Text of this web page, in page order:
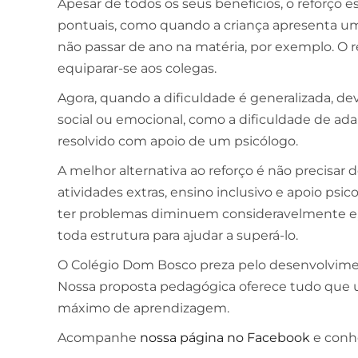
Apesar de todos os seus benefícios, o reforço
pontuais, como quando a criança apresenta
não passar de ano na matéria, por exemplo. O
equiparar-se aos colegas.
Agora, quando a dificuldade é generalizada,
social ou emocional, como a dificuldade de
resolvido com apoio de um psicólogo.
A melhor alternativa ao reforço é não precisar
atividades extras, ensino inclusivo e apoio
ter problemas diminuem consideravelmente
toda estrutura para ajudar a superá-lo.
O Colégio Dom Bosco preza pelo
Nossa proposta pedagógica oferece tudo
máximo de aprendizagem.
Acompanhe nossa página no Facebook e
ESCOLA DE NEGÓCIOS NOTURNO
Contábeis
4 ANOS